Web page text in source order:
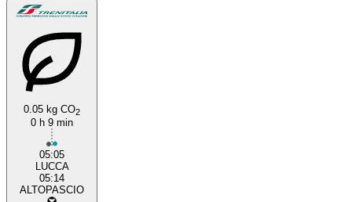
0.05 kg CO2
0 h 9 min
05:05
LUCCA
05:14
ALTOPASCIO